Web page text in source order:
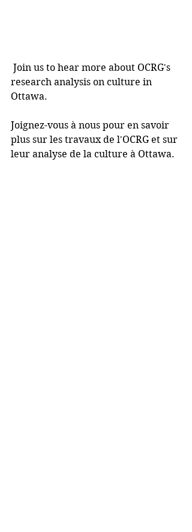
research analysis on culture in
Ottawa.
Joignez-vous à nous pour en savoir
plus sur les travaux de l'OCRG et sur
leur analyse de la culture à Ottawa.